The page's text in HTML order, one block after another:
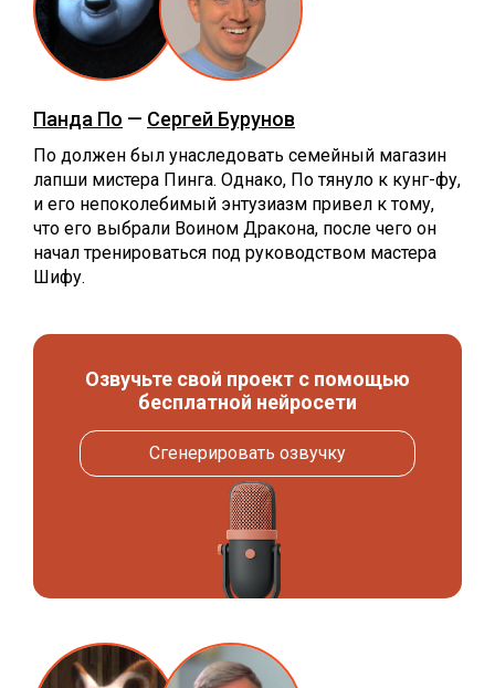
Панда По — Сергей Бурунов
По должен был унаследовать семейный магазин
лапши мистера Пинга. Однако, По тянуло к кунг-фу,
и его непоколебимый энтузиазм привел к тому,
что его выбрали Воином Дракона, после чего он
начал тренироваться под руководством мастера
Шифу.
Озвучьте свой проект с помощью
бесплатной нейросети
Сгенерировать озвучку